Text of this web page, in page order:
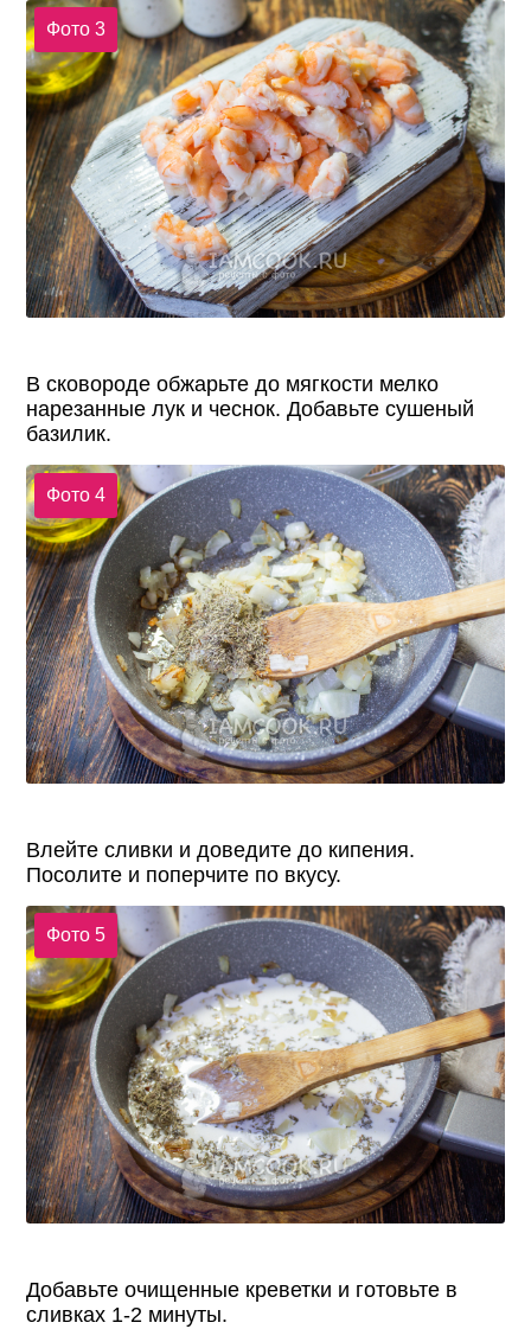
Фото 3
В сковороде обжарьте до мягкости мелко
нарезанные лук и чеснок. Добавьте сушеный
базилик.
Фото 4
Влейте сливки и доведите до кипения.
Посолите и поперчите по вкусу.
Фото 5
Добавьте очищенные креветки и готовьте в
сливках 1-2 минуты.